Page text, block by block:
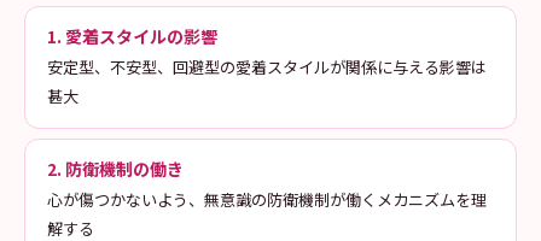
1. 愛着スタイルの影響
安定型、不安型、回避型の愛着スタイルが関係に与える影響は
甚大
2. 防衛機制の働き
心が傷つかないよう、無意識の防衛機制が働くメカニズムを理
解する